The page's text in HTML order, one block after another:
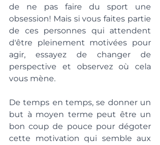
de ne pas faire du sport une
obsession! Mais si vous faites partie
de ces personnes qui attendent
d'être pleinement motivées pour
agir, essayez de changer de
perspective et observez où cela
vous mène.
De temps en temps, se donner un
but à moyen terme peut être un
bon coup de pouce pour dégoter
cette motivation qui semble aux